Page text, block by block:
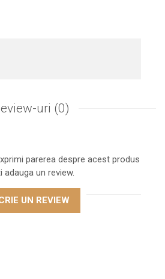
uri (0)
parerea despre acest produs
adauga un review.
UN REVIEW